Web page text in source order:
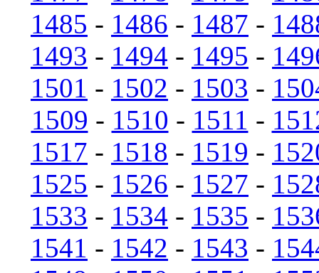
1485 - 1486 - 1487 -
1493 - 1494 - 1495 -
1501 - 1502 - 1503 -
1509 - 1510 - 1511 -
1517 - 1518 - 1519 -
1525 - 1526 - 1527 -
1533 - 1534 - 1535 -
1541 - 1542 - 1543 -